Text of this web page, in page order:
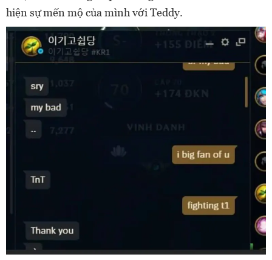
hiện sự mến mộ của mình với Teddy.